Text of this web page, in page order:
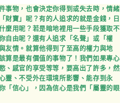
事物，也會決定你得到或失去時，情緒
財寶」呢？有的人追求的就是金錢，日
麼用呢？若是暗地裡用一些手段獲取不
自由呢？還有人追求「名聲」或「權
友情。就算他得到了至高的權力與地
算是最有價值的事物了！我們如果專心
、感官的享受等等，要高出了許多，然
靈、不受外在環境所影響、能存到永
「信心」，因為信心是我們「屬靈的眼